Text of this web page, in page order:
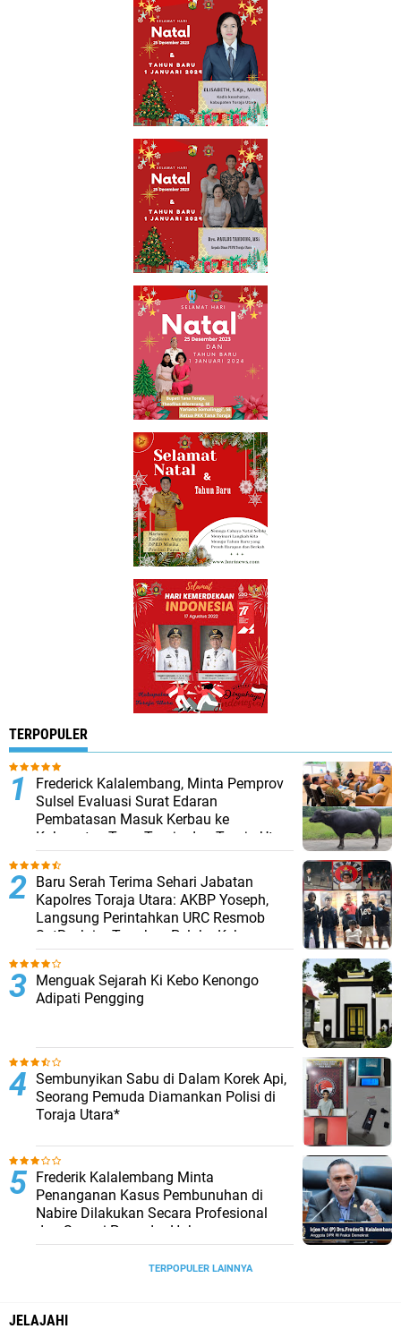
TERPOPULER
Frederick Kalalembang, Minta Pemprov
Sulsel Evaluasi Surat Edaran
Pembatasan Masuk Kerbau ke
Kabupaten Tana Toraja dan Toraja Utara
Baru Serah Terima Sehari Jabatan
Kapolres Toraja Utara: AKBP Yoseph,
Langsung Perintahkan URC Resmob
SatReskrim Tangkap Pelaku Kekerasan
Seksual Anak Di Bawah Umur
Menguak Sejarah Ki Kebo Kenongo
Adipati Pengging
Sembunyikan Sabu di Dalam Korek Api,
Seorang Pemuda Diamankan Polisi di
Toraja Utara*
Frederik Kalalembang Minta
Penanganan Kasus Pembunuhan di
Nabire Dilakukan Secara Profesional
dan Sesuai Prosedur Hukum
TERPOPULER LAINNYA
JELAJAHI